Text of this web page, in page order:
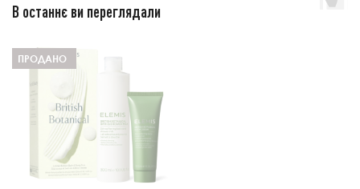
В останнє ви переглядали
ПРОДАНО